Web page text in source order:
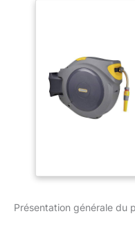
Présentation générale du